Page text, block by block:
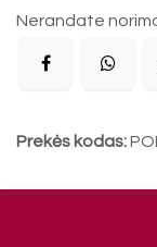
Nerandate
Prekės kodas: